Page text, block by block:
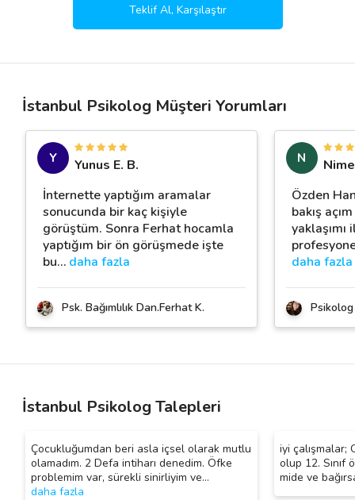
Teklif Al, Karşılaştır
İstanbul Psikolog Müşteri Yorumları
Y
Yunus E. B.
İnternette yaptığım aramalar
sonucunda bir kaç kişiyle
görüştüm. Sonra Ferhat hocamla
yaptığım bir ön görüşmede işte
bu… daha fazla
Psk. Bağımlılık Dan.Ferhat K.
N
Özden
bakış
yaklaşımı
daha fazla
İstanbul Psikolog Talepleri
Çocukluğumdan beri asla içsel olarak mutlu
olamadım. 2 Defa intiharı denedim. Öfke
problemim var, sürekli sinirliyim ve…
daha fazla
iyi çalışmalar;
olup 12. Sınıf
mide ve